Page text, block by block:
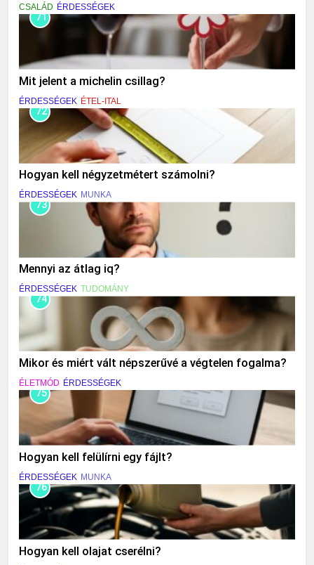
CSALÁD ÉRDESSÉGEK
71
Mit jelent a michelin csillag?
ÉRDESSÉGEK ÉTEL-ITAL
72
Hogyan kell négyzetmétert számolni?
ÉRDESSÉGEK MUNKA
73
Mennyi az átlag iq?
ÉRDESSÉGEK TUDOMÁNY
74
Mikor és miért vált népszerűvé a végtelen fogalma?
ÉLETMÓD ÉRDESSÉGEK
75
Hogyan kell felülírni egy fájlt?
ÉRDESSÉGEK MUNKA
76
Hogyan kell olajat cserélni?